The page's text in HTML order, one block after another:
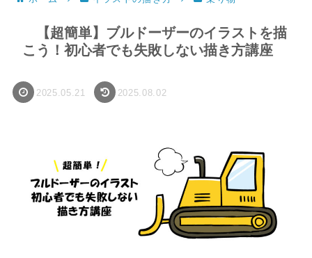
【超簡単】ブルドーザーのイラストを描
こう！初心者でも失敗しない描き方講座
2025.05.21 2025.08.02